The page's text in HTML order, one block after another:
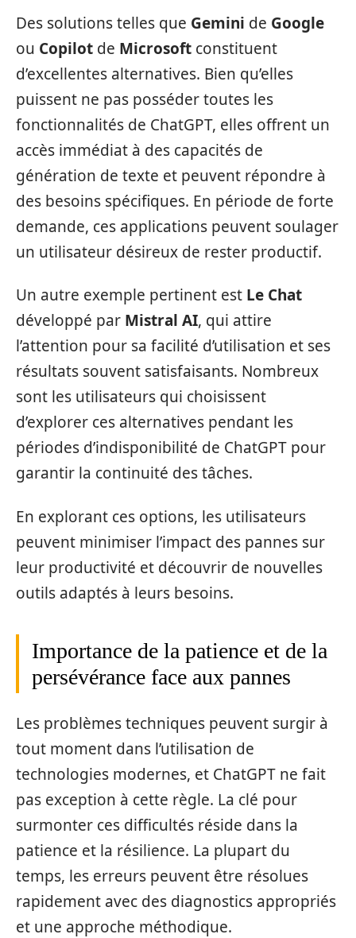
Des solutions telles que Gemini de Google
ou Copilot de Microsoft constituent
d’excellentes alternatives. Bien qu’elles
puissent ne pas posséder toutes les
fonctionnalités de ChatGPT, elles offrent un
accès immédiat à des capacités de
génération de texte et peuvent répondre à
des besoins spécifiques. En période de forte
demande, ces applications peuvent soulager
un utilisateur désireux de rester productif.
Un autre exemple pertinent est Le Chat
développé par Mistral AI, qui attire
l’attention pour sa facilité d’utilisation et ses
résultats souvent satisfaisants. Nombreux
sont les utilisateurs qui choisissent
d’explorer ces alternatives pendant les
périodes d’indisponibilité de ChatGPT pour
garantir la continuité des tâches.
En explorant ces options, les utilisateurs
peuvent minimiser l’impact des pannes sur
leur productivité et découvrir de nouvelles
outils adaptés à leurs besoins.
Importance de la patience et de la
persévérance face aux pannes
Les problèmes techniques peuvent surgir à
tout moment dans l’utilisation de
technologies modernes, et ChatGPT ne fait
pas exception à cette règle. La clé pour
surmonter ces difficultés réside dans la
patience et la résilience. La plupart du
temps, les erreurs peuvent être résolues
rapidement avec des diagnostics appropriés
et une approche méthodique.